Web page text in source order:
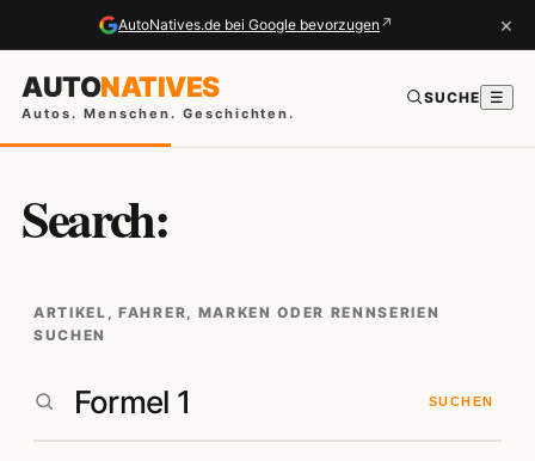
AutoNatives.de bei Google bevorzugen ↗ ×
AUTONATIVES
Autos. Menschen. Geschichten.
SUCHE ☰
Search:
ARTIKEL, FAHRER, MARKEN ODER RENNSERIEN
SUCHEN
SUCHEN